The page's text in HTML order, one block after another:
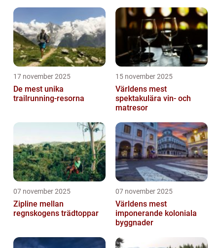
17 november 2025
De mest unika
trailrunning-resorna
15 november 2025
Världens mest
spektakulära vin- och
matresor
07 november 2025
Zipline mellan
regnskogens trädtoppar
07 november 2025
Världens mest
imponerande koloniala
byggnader